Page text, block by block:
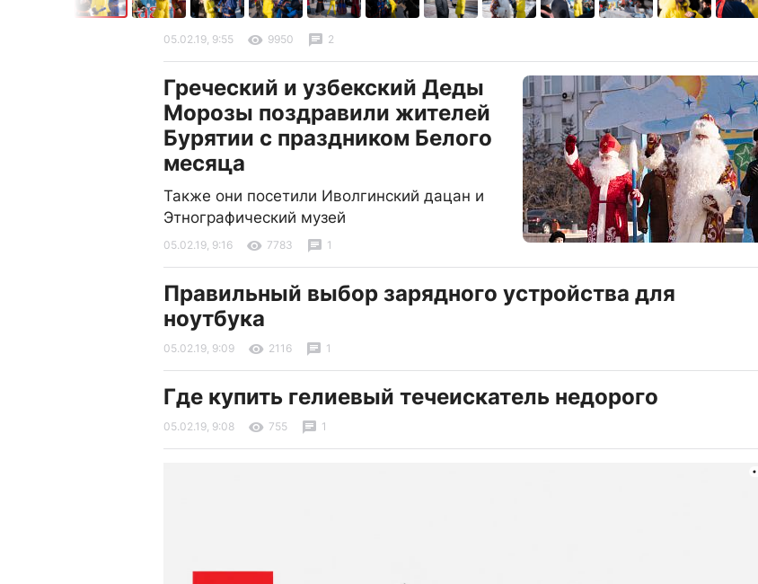
05.02.19, 9:55 9950 2
Греческий и узбекский Деды
Морозы поздравили жителей
Бурятии с праздником Белого
месяца
Также они посетили Иволгинский дацан и
Этнографический музей
05.02.19, 9:16 7783 1
Правильный выбор зарядного устройства для
ноутбука
05.02.19, 9:09 2116 1
Где купить гелиевый течеискатель недорого
05.02.19, 9:08 755 1